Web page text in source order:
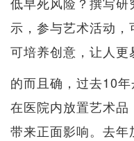
示，参与艺术活动
可培养创意，让人更
的而且确，过去10
在医院内放置艺术
带来正面影响。去